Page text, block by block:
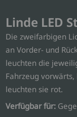
Linde LED
Die zweifarbigen
an Vorder- und
leuchten die
Fahrzeug
leuchten sie rot.
Verfügbar für: